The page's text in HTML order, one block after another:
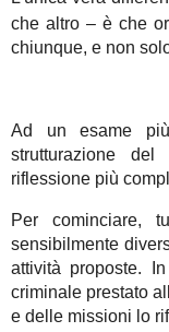
che altro – è che
chiunque, e non
Ad un esame
strutturazione
riflessione più
Per
sensibilmente
attività proposte.
criminale prestato
e delle missioni lo